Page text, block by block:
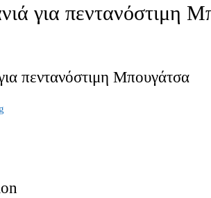
για πεντανόστιμη
πεντανόστιμη Μπουγάτσα